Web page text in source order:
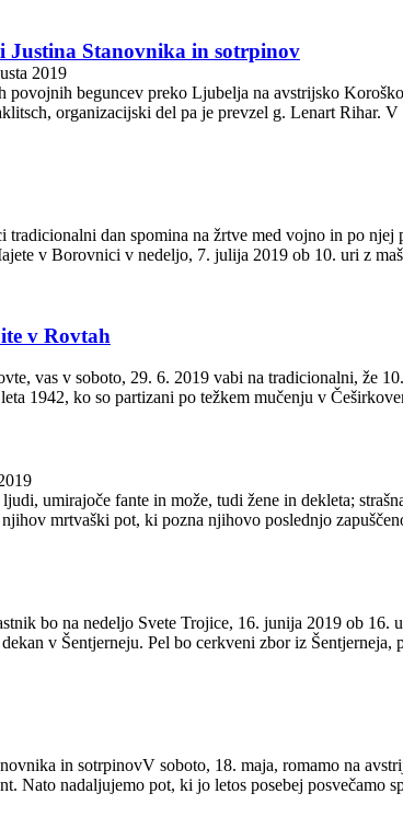
Justina Stanovnika in sotrpinov
2019
povojnih beguncev preko Ljubelja na avstrijsko
organizacijski del pa je prevzel g. Lenart Rihar.
dan spomina na žrtve med vojno in po njej
v Borovnici v nedeljo, 7. julija 2019 ob 10. uri z
v Rovtah
vas v soboto, 29. 6. 2019 vabi na tradicionalni, že
1942, ko so partizani po težkem mučenju v
umirajoče fante in može, tudi žene in dekleta;
bo na nedeljo Svete Trojice, 16. junija 2019 ob 16.
po maši nas bo nagovoril dr. Matija Ogrin.
in sotrpinovV soboto, 18. maja, romamo na
Nato nadaljujemo pot, ki jo letos posebej posvečamo